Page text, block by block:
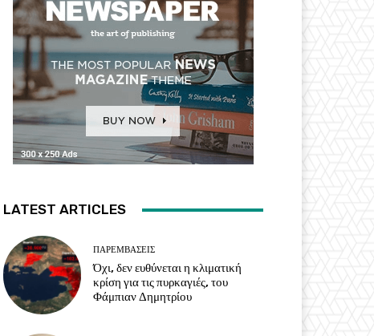
LATEST ARTICLES
ΠΑΡΕΜΒΑΣΕΙΣ
Όχι, δεν ευθύνεται η κλιματική
κρίση για τις πυρκαγιές, του
Φάμπιαν Δημητρίου